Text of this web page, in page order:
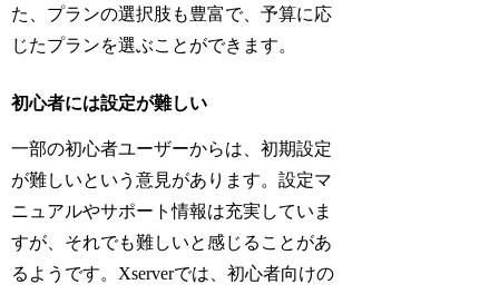
た、プランの選択肢も豊富で、予算に応
じたプランを選ぶことができます。
初心者には設定が難しい
一部の初心者ユーザーからは、初期設定
が難しいという意見があります。設定マ
ニュアルやサポート情報は充実していま
すが、それでも難しいと感じることがあ
るようです。Xserverでは、初心者向けの